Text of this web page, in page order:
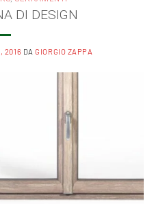
DI DESIGN
2016 DAGIORGIO ZAPPA